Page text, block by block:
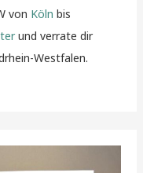
von Köln bis
und verrate dir
Westfalen.